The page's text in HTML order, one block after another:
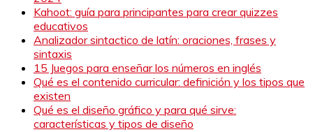
Kahoot: guía para principantes para crear quizzes
educativos
Analizador sintactico de latín: oraciones, frases y
sintaxis
15 Juegos para enseñar los números en inglés
Qué es el contenido curricular: definición y los tipos que
existen
Qué es el diseño gráfico y para qué sirve:
características y tipos de diseño